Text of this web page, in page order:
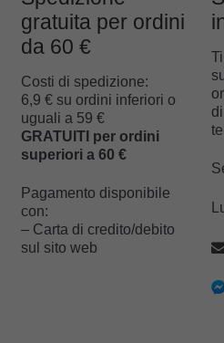
gratuita per ordini
da 60 €
Costi di spedizione:
6,9 € su ordini inferiori o
uguali a 59 €
GRATUITI per ordini
superiori a 60 €
Pagamento disponibile
con:
– Carta di credito/debito
sul sito web